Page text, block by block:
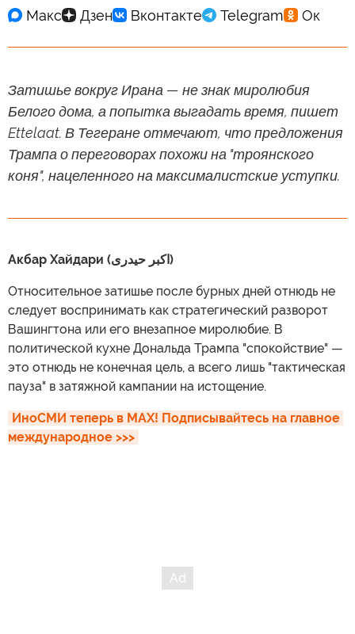
Затишье вокруг Ирана — не знак миролюбия
Белого дома, а попытка выгадать время, пишет
Ettelaat. В Тегеране отмечают, что предложения
Трампа о переговорах похожи на "троянского
коня", нацеленного на максималистские уступки.
Акбар Хайдари (اکبر حیدری)
Относительное затишье после бурных дней отнюдь не
следует воспринимать как стратегический разворот
Вашингтона или его внезапное миролюбие. В
политической кухне Дональда Трампа "спокойствие" —
это отнюдь не конечная цель, а всего лишь "тактическая
пауза" в затяжной кампании на истощение.
ИноСМИ теперь в MAX! Подписывайтесь на главное
международное >>>